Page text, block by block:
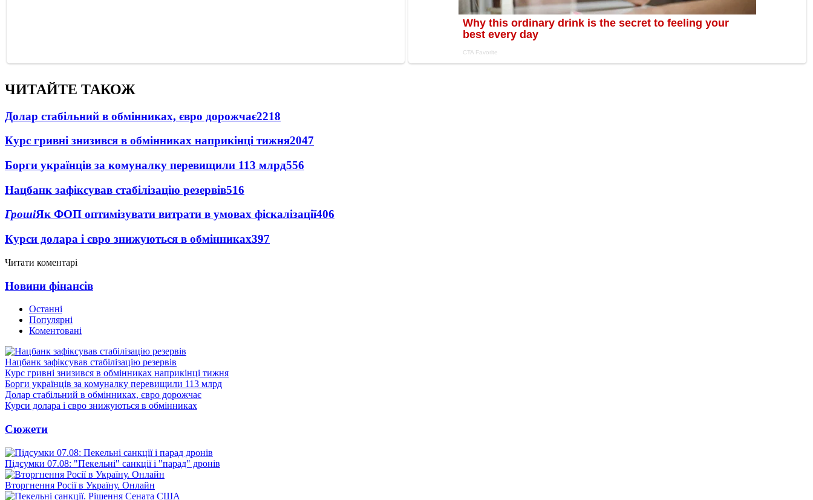
ЧИТАЙТЕ ТАКОЖ
Долар стабільний в обмінниках, євро дорожчає2218
Курс гривні знизився в обмінниках наприкінці тижня2047
Борги українців за комуналку перевищили 113 млрд556
Нацбанк зафіксував стабілізацію резервів516
ГрошіЯк ФОП оптимізувати витрати в умовах фіскалізації406
Курси долара і євро знижуються в обмінниках397
Читати коментарі
Новини фінансів
Останні
Популярні
Коментовані
Нацбанк зафіксував стабілізацію резервів
Курс гривні знизився в обмінниках наприкінці тижня
Борги українців за комуналку перевищили 113 млрд
Долар стабільний в обмінниках, євро дорожчає
Курси долара і євро знижуються в обмінниках
Сюжети
Підсумки 07.08: "Пекельні" санкції і "парад" дронів
Вторгнення Росії в Україну. Онлайн